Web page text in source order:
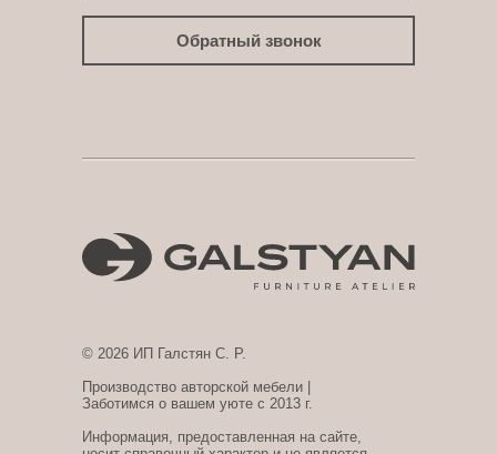
Обратный звонок
© 2026 ИП Галстян С. Р.
Производство авторской мебели |
Заботимся о вашем уюте с 2013 г.
Информация, предоставленная на сайте,